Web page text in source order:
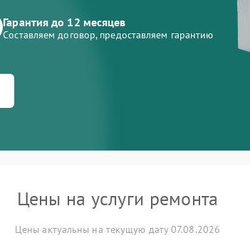
Гарантия до 12 месяцев
Составляем договор, предоставляем гарантию
Цены на услуги ремонта
Цены актуальны на текущую дату 07.08.2026